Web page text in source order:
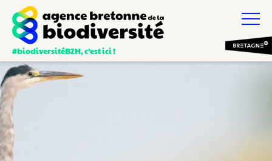
#biodiversitéBZH, c’est ici !